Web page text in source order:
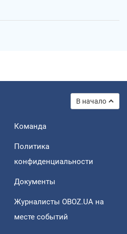
В начало
Команда
Политика
конфиденциальности
Документы
Журналисты OBOZ.UA на
месте событий